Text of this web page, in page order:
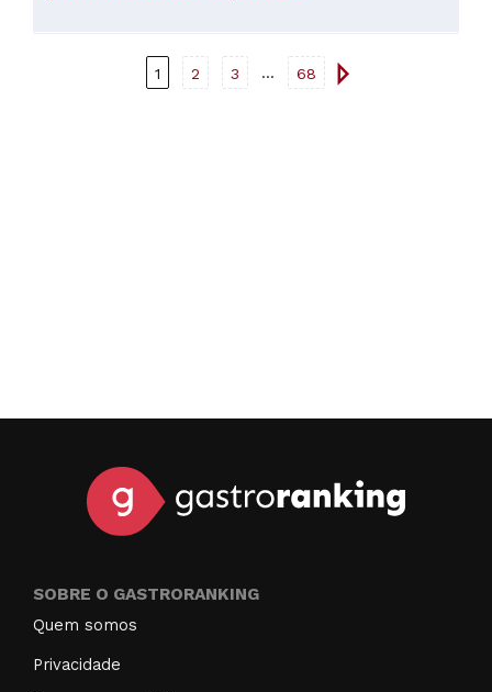
1 2 3 ... 68
SOBRE O GASTRORANKING
Quem somos
Privacidade